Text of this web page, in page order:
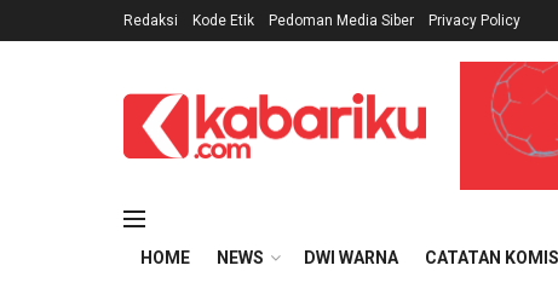
Redaksi Kode Etik Pedoman Media Siber Privacy Policy
HOME NEWS DWI WARNA CATATAN